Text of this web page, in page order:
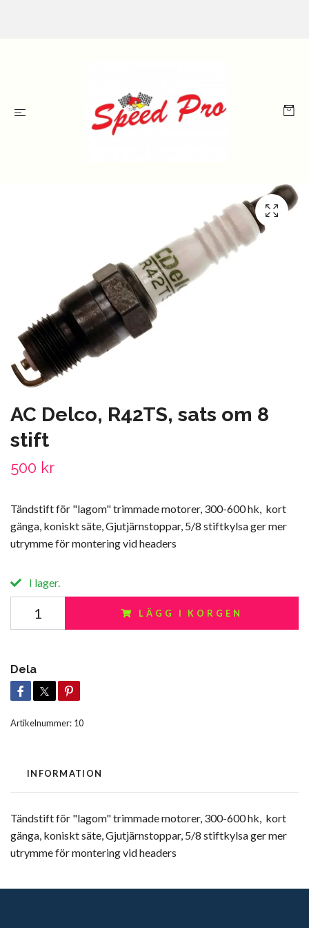
AC Delco, R42TS, sats om 8
stift
500 kr
Tändstift för "lagom" trimmade motorer, 300-600 hk, kort
gänga, koniskt säte, Gjutjärnstoppar, 5/8 stiftkylsa ger mer
utrymme för montering vid headers
I lager.
LÄGG I KORGEN
Dela
Artikelnummer: 10
INFORMATION
Tändstift för "lagom" trimmade motorer, 300-600 hk, kort
gänga, koniskt säte, Gjutjärnstoppar, 5/8 stiftkylsa ger mer
utrymme för montering vid headers